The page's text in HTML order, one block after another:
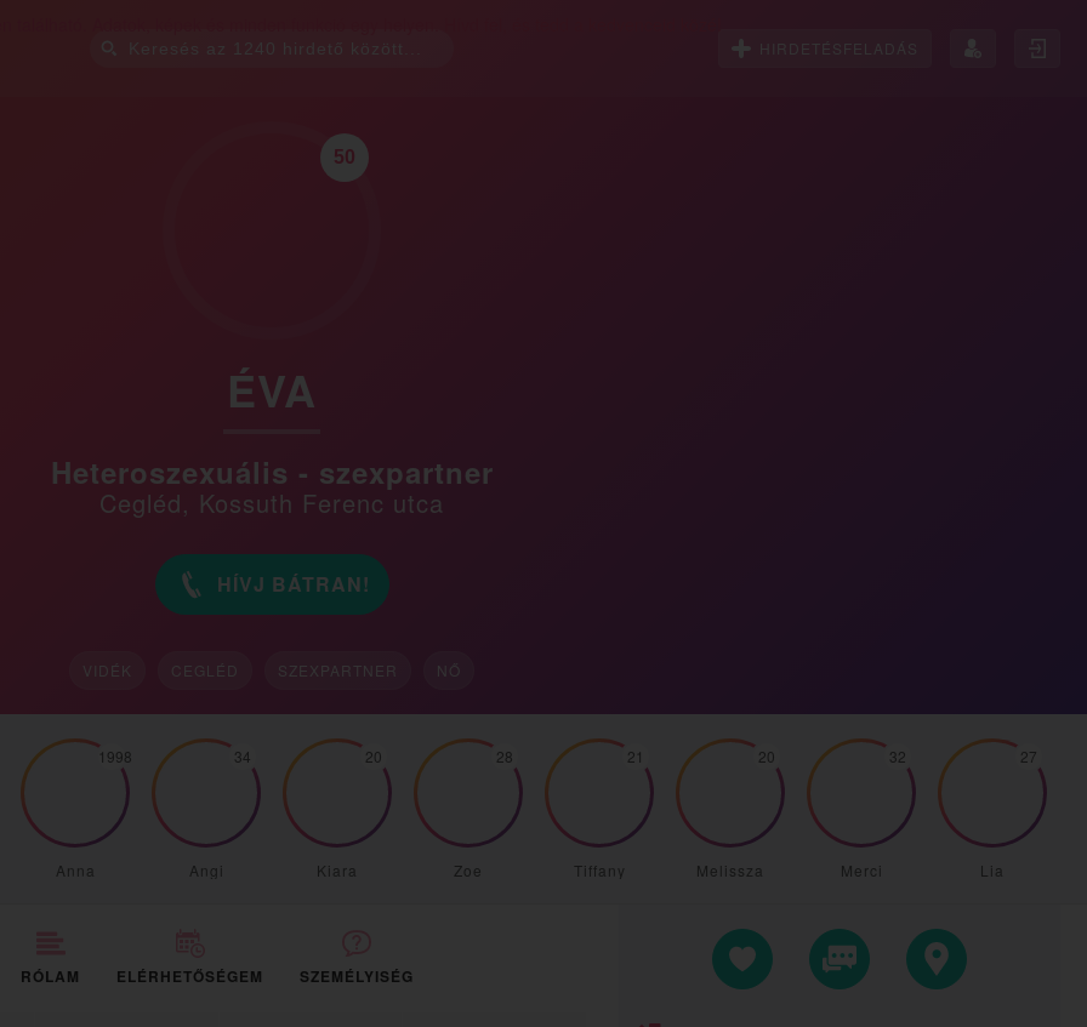
HIRDETÉSFELADÁS
50
ÉVA
Heteroszexuális - szexpartner
Cegléd, Kossuth Ferenc utca
HÍVJ BÁTRAN!
VIDÉK CEGLÉD SZEXPARTNER NŐ
Anna
1998
Angi
34
Kiara
20
Zoe
28
Tiffany
21
Melissza
20
Merci
32
Lia
27
RÓLAM ELÉRHETŐSÉGEM SZEMÉLYISÉG